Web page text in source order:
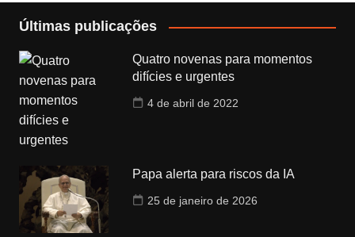
Últimas publicações
Quatro novenas para momentos
difícies e urgentes
4 de abril de 2022
Papa alerta para riscos da IA
25 de janeiro de 2026